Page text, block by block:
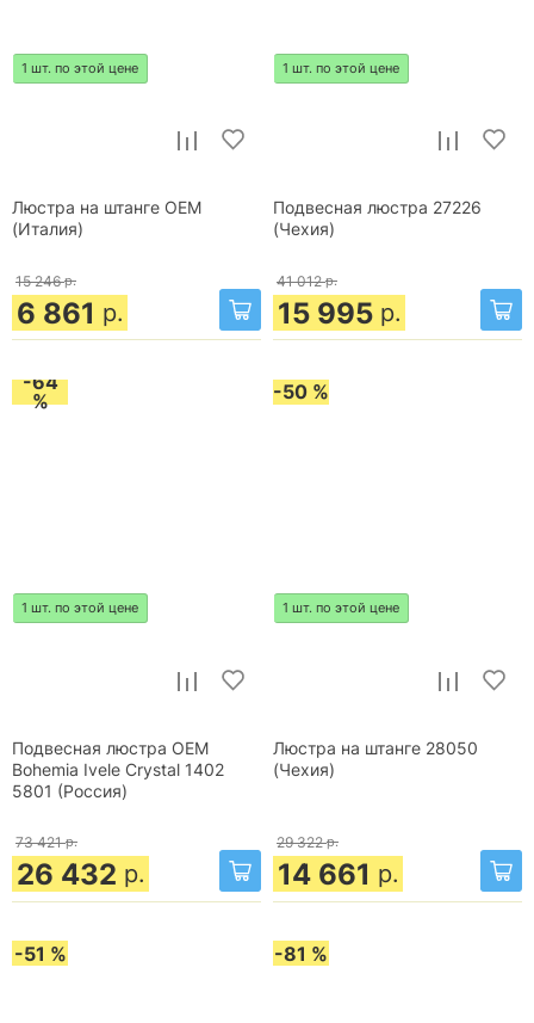
1 шт. по этой цене
Люстра на штанге OEM
(Италия)
15 246 р.
6 861 р.
1 шт. по этой цене
Подвесная люстра 27226
(Чехия)
41 012 р.
15 995 р.
-64
%
1 шт. по этой цене
Подвесная люстра OEM
Bohemia Ivele Crystal 1402
5801 (Россия)
73 421 р.
26 432 р.
-50 %
1 шт. по этой цене
Люстра на штанге 28050
(Чехия)
29 322 р.
14 661 р.
-51 % -81 %